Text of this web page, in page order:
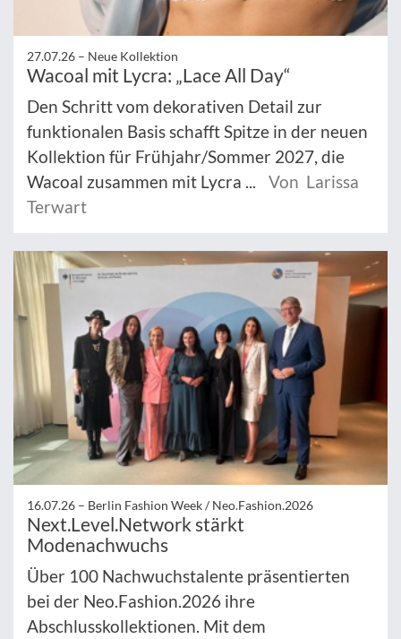
27.07.26 – Neue Kollektion
Wacoal mit Lycra: „Lace All Day“
Den Schritt vom dekorativen Detail zur
funktionalen Basis schafft Spitze in der neuen
Kollektion für Frühjahr/Sommer 2027, die
Wacoal zusammen mit Lycra ...
Von Larissa
Terwart
16.07.26 – Berlin Fashion Week / Neo.Fashion.2026
Next.Level.Network stärkt
Modenachwuchs
Über 100 Nachwuchstalente präsentierten
bei der Neo.Fashion.2026 ihre
Abschlusskollektionen. Mit dem